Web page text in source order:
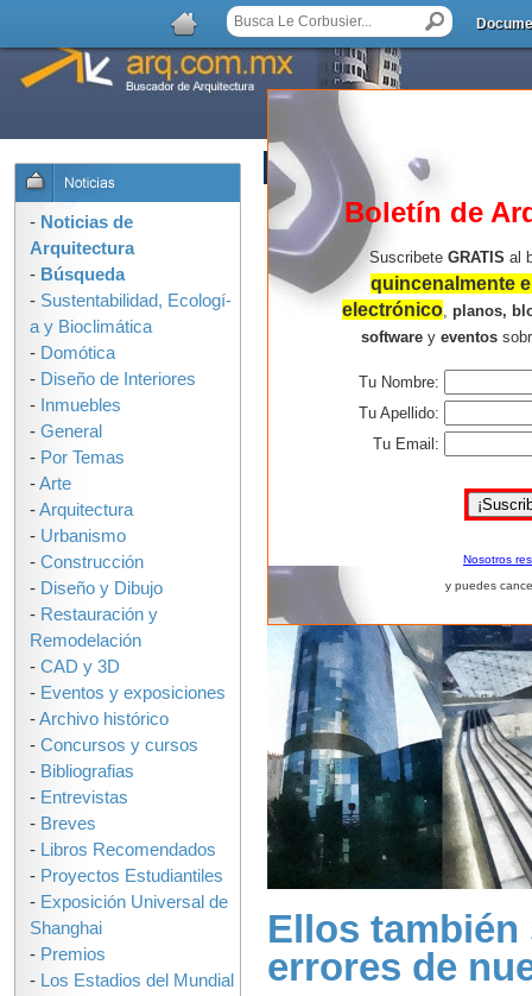
AGREGAR COMENTARIO
Ellos
errores de
Boletín de
Suscribete GRATIS al
quincenalmente
electrónico, planos,
softwarey eventos
Tu Nombre:
Tu Apellido:
Tu Email:
Nosotros
y puedes
- Noticias de
Arquitectura
- Búsqueda
- Sustentabilidad, Ecologí­
a y Bioclimática
- Domótica
- Diseño de Interiores
- Inmuebles
- General
- Por Temas
-Arte
-Arquitectura
- Urbanismo
- Construcción
- Diseño y Dibujo
- Restauración y
Remodelación
- CAD y 3D
- Eventos y exposiciones
-Archivo histórico
- Concursos y cursos
- Bibliografias
- Entrevistas
- Breves
- Libros Recomendados
- Proyectos Estudiantiles
- Exposición Universal de
Shanghai
- Premios
- Los Estadios del Mundial